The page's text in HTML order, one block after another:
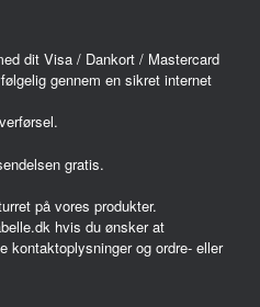
dit Visa / Dankort / Mastercard
gennem en sikret internet
gratis.
på vores produkter.
hvis du ønsker at
kontaktoplysninger og ordre- eller